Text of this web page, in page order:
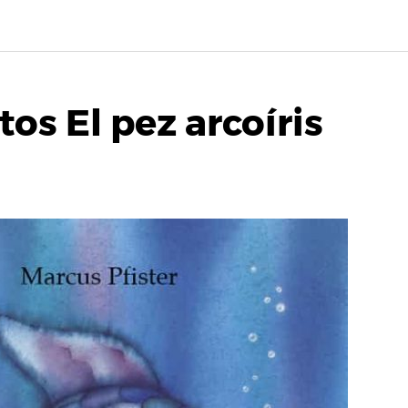
El pez arcoíris